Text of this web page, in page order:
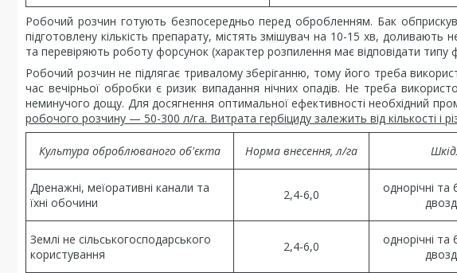
Робочий розчин готують безпосередньо перед обробленням. Бак
підготовлену кількість препарату, містять змішувач на 10-15 хв, доливають
та перевіряють роботу форсунок (характер розпилення має відповідати
Робочий розчин не підлягає тривалому зберіганню, тому його треба
час вечірньої обробки є ризик випадання нічних опадів. Не треба
неминучого дощу. Для досягнення оптимальної ефективності необхідний
робочого розчину — 50-300 л/га. Витрата гербіциду залежить від кількості і
Культура оброблюваного об'єкта Норма внесення, л/га
Дренажні, меїоративні канали та
їхні обочини
2,4-6,0
однорічні та
Землі не сільськогосподарського
користування
2,4-6,0
однорічні та